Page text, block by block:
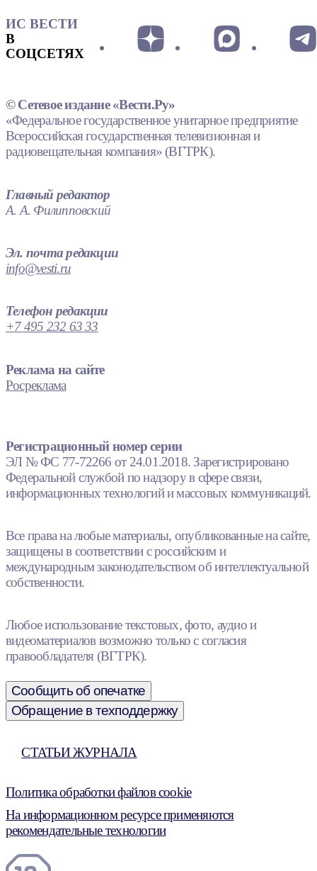
ИС ВЕСТИ
В
СОЦСЕТЯХ
© Сетевое издание «Вести.Ру»
«Федеральное государственное унитарное предприятие
Всероссийская государственная телевизионная и
радиовещательная компания» (ВГТРК).
Главный редактор
А. А. Филипповский
Эл. почта редакции
info@vesti.ru
Телефон редакции
+7 495 232 63 33
Реклама на сайте
Росреклама
Регистрационный номер серии
ЭЛ № ФС 77-72266 от 24.01.2018. Зарегистрировано
Федеральной службой по надзору в сфере связи,
информационных технологий и массовых коммуникаций.
Все права на любые материалы, опубликованные на сайте,
защищены в соответствии с российским и
международным законодательством об интеллектуальной
собственности.
Любое использование текстовых, фото, аудио и
видеоматериалов возможно только с согласия
правообладателя (ВГТРК).
Сообщить об опечатке
Обращение в техподдержку
СТАТЬИ ЖУРНАЛА
Политика обработки файлов cookie
На информационном ресурсе применяются
рекомендательные технологии